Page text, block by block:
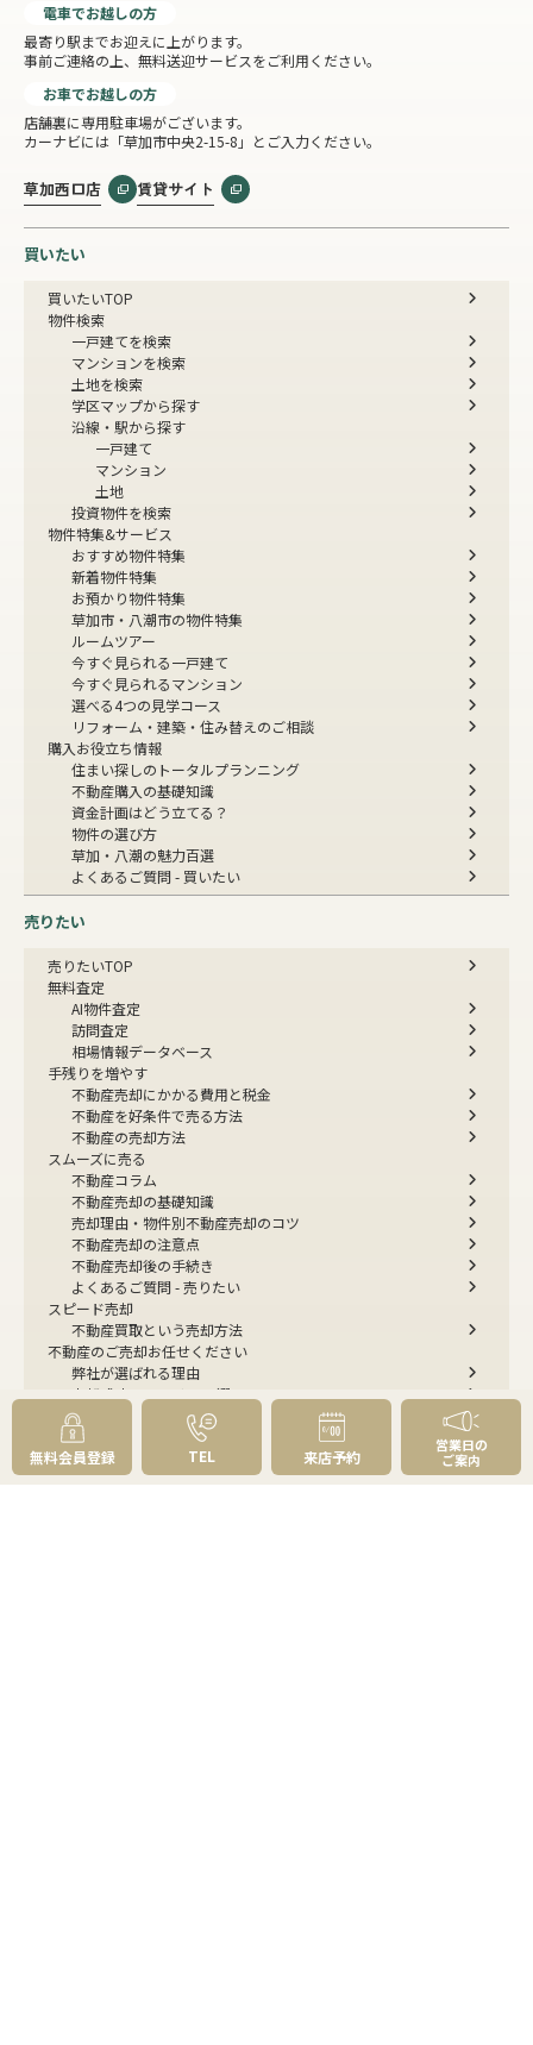
電車でお越しの方
最寄り駅までお迎えに上がります。
事前ご連絡の上、無料送迎サービスをご利用ください。
お車でお越しの方
店舗裏に専用駐車場がございます。
カーナビには「草加市中央2-15-8」とご入力ください。
草加西口店 賃貸サイト
買いたい
買いたいTOP
物件検索
一戸建てを検索
マンションを検索
土地を検索
学区マップから探す
沿線・駅から探す
一戸建て
マンション
土地
投資物件を検索
物件特集&サービス
おすすめ物件特集
新着物件特集
お預かり物件特集
草加市・八潮市の物件特集
ルームツアー
今すぐ見られる一戸建て
今すぐ見られるマンション
選べる4つの見学コース
リフォーム・建築・住み替えのご相談
購入お役立ち情報
住まい探しのトータルプランニング
不動産購入の基礎知識
資金計画はどう立てる？
物件の選び方
草加・八潮の魅力百選
よくあるご質問 - 買いたい
売りたい
売りたいTOP
無料査定
AI物件査定
訪問査定
相場情報データベース
手残りを増やす
不動産売却にかかる費用と税金
不動産を好条件で売る方法
不動産の売却方法
スムーズに売る
不動産コラム
不動産売却の基礎知識
売却理由・物件別不動産売却のコツ
不動産売却の注意点
不動産売却後の手続き
よくあるご質問 - 売りたい
スピード売却
不動産買取という売却方法
不動産のご売却お任せください
弊社が選ばれる理由
売却成功ストーリー40選
売却成約事例
お預かり物件掲載実例
無料実査定予約
無料会員登録 TEL 来店予約
営業日の
ご案内